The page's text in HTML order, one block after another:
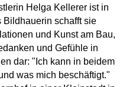
Helga Kellerer ist in
Bildhauerin schafft sie
und Kunst am Bau,
und Gefühle in
dar: "Ich kann in beidem
was mich beschäftigt."